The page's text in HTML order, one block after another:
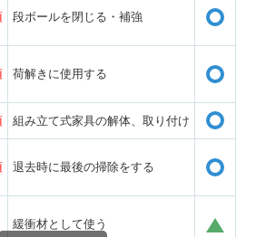
段ボールを閉じる・補強
荷解きに使用する
組み立て式家具の解体、取り付け
退去時に最後の掃除をする
緩衝材として使う